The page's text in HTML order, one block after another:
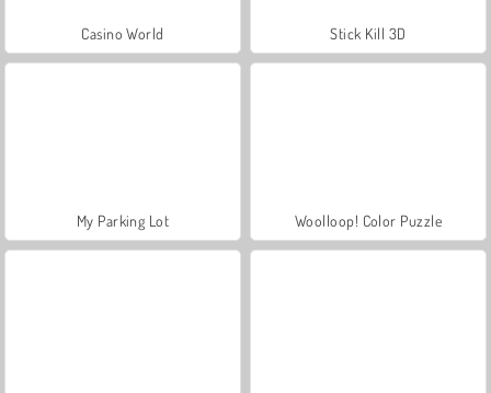
Casino World Stick Kill 3D
My Parking Lot Woolloop! Color Puzzle